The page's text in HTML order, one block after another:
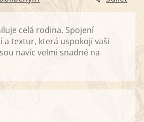
celá rodina. Spojení
a textur, která uspokojí vaši
navíc velmi snadné na